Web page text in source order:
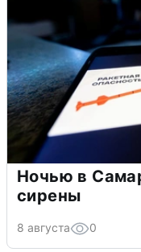
Ночью в
сирены
8 августа 0